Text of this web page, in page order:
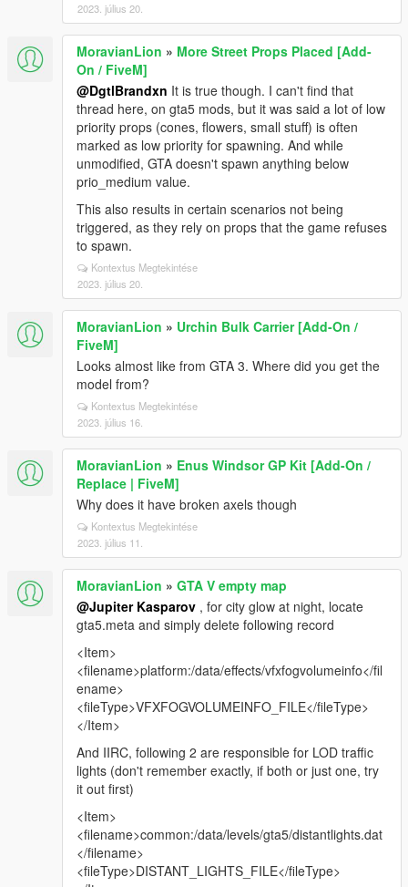
2023. július 20.
MoravianLion » More Street Props Placed [Add-
On / FiveM]
@DgtlBrandxn It is true though. I can't find that
thread here, on gta5 mods, but it was said a lot of low
priority props (cones, flowers, small stuff) is often
marked as low priority for spawning. And while
unmodified, GTA doesn't spawn anything below
prio_medium value.
This also results in certain scenarios not being
triggered, as they rely on props that the game refuses
to spawn.
Kontextus Megtekintése
2023. július 20.
MoravianLion » Urchin Bulk Carrier [Add-On /
FiveM]
Looks almost like from GTA 3. Where did you get the
model from?
Kontextus Megtekintése
2023. július 16.
MoravianLion » Enus Windsor GP Kit [Add-On /
Replace | FiveM]
Why does it have broken axels though
Kontextus Megtekintése
2023. július 11.
MoravianLion » GTA V empty map
@Jupiter Kasparov , for city glow at night, locate
gta5.meta and simply delete following record
<Item>
<filename>platform:/data/effects/vfxfogvolumeinfo</fil
ename>
<fileType>VFXFOGVOLUMEINFO_FILE</fileType>
</Item>
And IIRC, following 2 are responsible for LOD traffic
lights (don't remember exactly, if both or just one, try
it out first)
<Item>
<filename>common:/data/levels/gta5/distantlights.dat
</filename>
<fileType>DISTANT_LIGHTS_FILE</fileType>